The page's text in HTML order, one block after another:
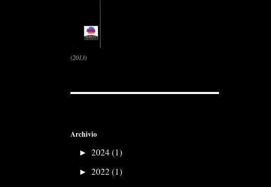
(2013)
Archivio
► 2024 (1)
► 2022 (1)